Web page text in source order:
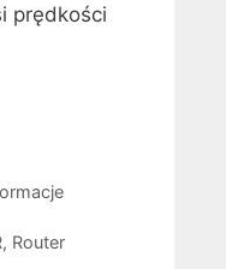
prędkości
, Router